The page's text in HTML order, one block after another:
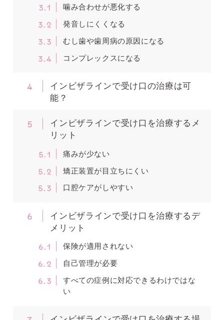
3.1 噛み合わせが悪化する
3.2 発音しにくくなる
3.3 むし歯や歯周病の原因になる
3.4 コンプレックスになる
4
インビザラインで受け口の治療は可
能？
5
インビザラインで受け口を治療するメ
リット
5.1 痛みが少ない
5.2 矯正装置が目立ちにくい
5.3 口腔ケアがしやすい
6
インビザラインで受け口を治療するデ
メリット
6.1 保険が適用されない
6.2 自己管理が必要
6.3
すべての症例に対応できるわけではな
い